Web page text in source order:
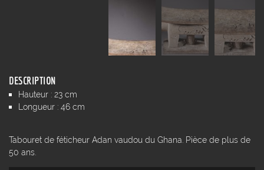
DESCRIPTION
Hauteur : 23 cm
Longueur : 46 cm
Tabouret de féticheur Adan vaudou du Ghana. Pièce de plus de
50 ans.